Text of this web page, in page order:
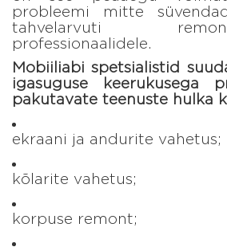
probleemi mitte
tahvelarvuti
professionaalidele.
Mobiiliabi spetsialistid
igasuguse keerukusega
pakutavate teenuste hulka
ekraani ja andurite vahetus;
kõlarite vahetus;
korpuse remont;